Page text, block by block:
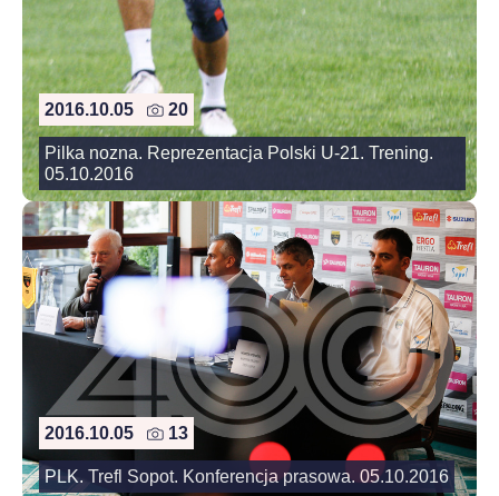
2016.10.05 20
Pilka nozna. Reprezentacja Polski U-21. Trening.
05.10.2016
2016.10.05 13
PLK. Trefl Sopot. Konferencja prasowa. 05.10.2016